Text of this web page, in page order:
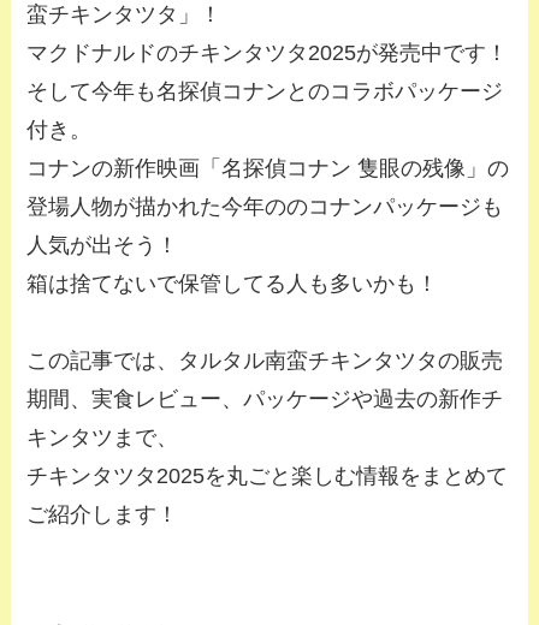
蛮チキンタツタ」！
マクドナルドのチキンタツタ2025が発売中です！
そして今年も名探偵コナンとのコラボパッケージ
付き。
コナンの新作映画「名探偵コナン 隻眼の残像」の
登場人物が描かれた今年ののコナンパッケージも
人気が出そう！
箱は捨てないで保管してる人も多いかも！
この記事では、タルタル南蛮チキンタツタの販売
期間、実食レビュー、パッケージや過去の新作チ
キンタツまで、
チキンタツタ2025を丸ごと楽しむ情報をまとめて
ご紹介します！